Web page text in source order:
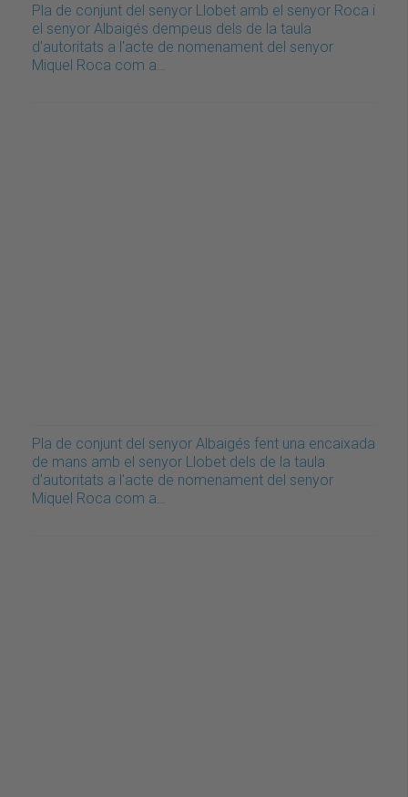
Pla de conjunt del senyor Llobet amb el senyor Roca i
el senyor Albaigés dempeus dels de la taula
d'autoritats a l'acte de nomenament del senyor
Miquel Roca com a…
Pla de conjunt del senyor Albaigés fent una encaixada
de mans amb el senyor Llobet dels de la taula
d'autoritats a l'acte de nomenament del senyor
Miquel Roca com a…